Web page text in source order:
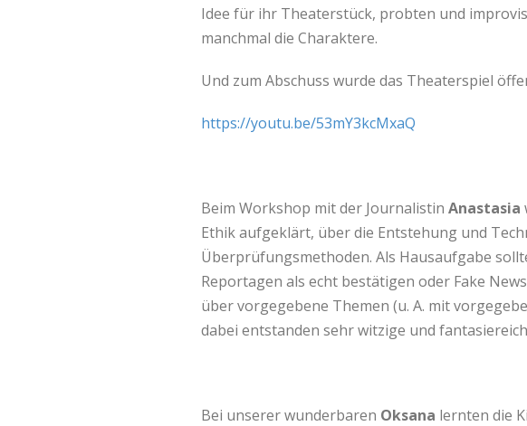
Idee für ihr Theaterstück, probten und
manchmal die Charaktere.
Und zum Abschuss wurde das Theaterspiel
https://youtu.be/53mY3kcMxaQ
Beim Workshop mit der Journalistin Anastasia
Ethik aufgeklärt, über die Entstehung und
Überprüfungsmethoden. Als Hausaufgabe
Reportagen als echt bestätigen oder Fake
über vorgegebene Themen (u. A. mit
dabei entstanden sehr witzige und
Bei unserer wunderbaren Oksana lernten die